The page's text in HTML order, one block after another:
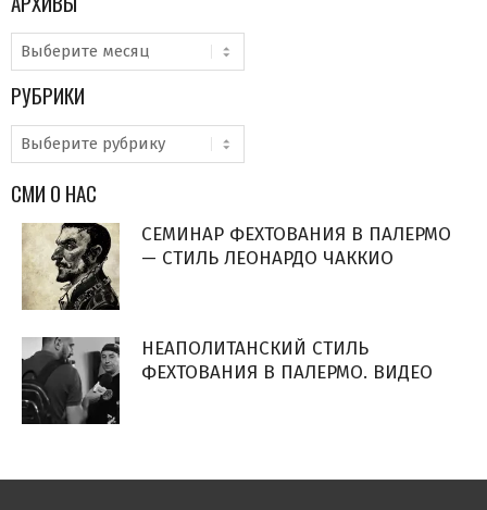
Архивы
РУБРИКИ
Рубрики
СМИ О НАС
СЕМИНАР ФЕХТОВАНИЯ В ПАЛЕРМО
— СТИЛЬ ЛЕОНАРДО ЧАККИО
НЕАПОЛИТАНСКИЙ СТИЛЬ
ФЕХТОВАНИЯ В ПАЛЕРМО. ВИДЕО